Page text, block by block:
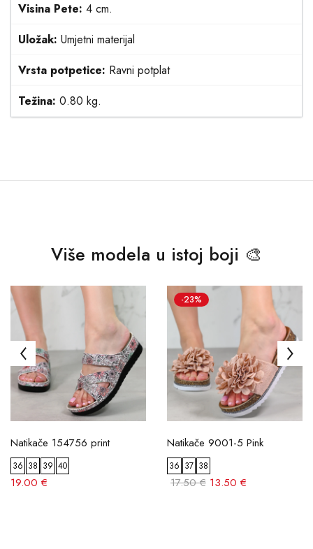
Visina Pete: 4 cm.
Uložak: Umjetni materijal
Vrsta potpetice: Ravni potplat
Težina: 0.80 kg.
Više modela u istoj boji 🎨
Natikače 154756 print
36 38 39 40
19.00 €
-23%
Natikače 9001-5 Pink
36 37 38
17.50 € 13.50 €